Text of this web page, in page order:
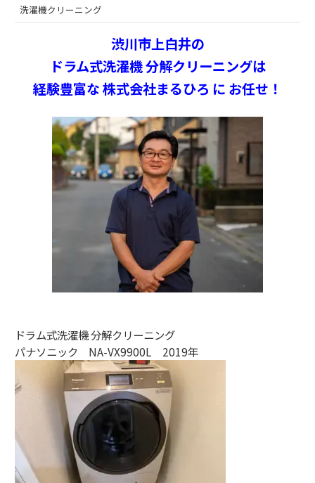
洗濯機クリーニング
渋川市上白井の
ドラム式洗濯機 分解クリーニングは
経験豊富な 株式会社まるひろ に お任せ！
ドラム式洗濯機 分解クリーニング
パナソニック NA-VX9900L 2019年